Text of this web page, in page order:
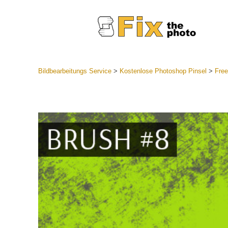
Günstige
Mobile
Bildbearbeitungs Service> Kostenlose Photoshop Pinsel >